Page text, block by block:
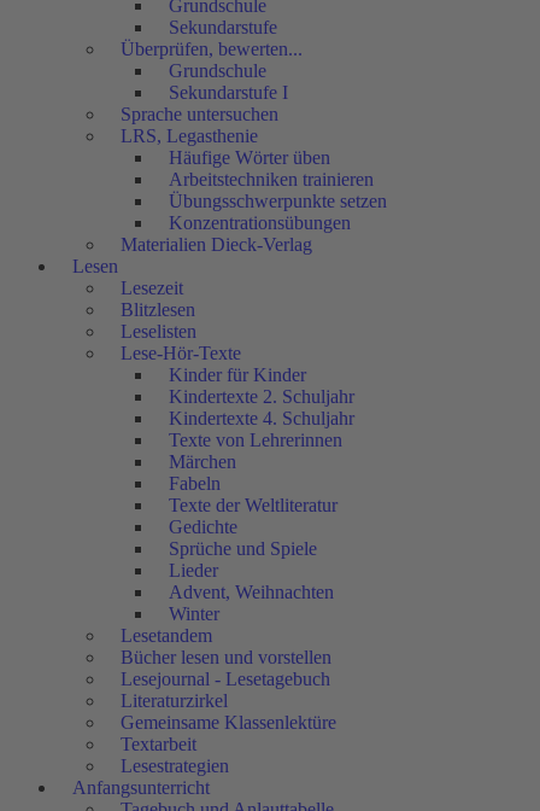
Grundschule
Sekundarstufe
Überprüfen, bewerten...
Grundschule
Sekundarstufe I
Sprache untersuchen
LRS, Legasthenie
Häufige Wörter üben
Arbeitstechniken trainieren
Übungsschwerpunkte setzen
Konzentrationsübungen
Materialien Dieck-Verlag
Lesen
Lesezeit
Blitzlesen
Leselisten
Lese-Hör-Texte
Kinder für Kinder
Kindertexte 2. Schuljahr
Kindertexte 4. Schuljahr
Texte von Lehrerinnen
Märchen
Fabeln
Texte der Weltliteratur
Gedichte
Sprüche und Spiele
Lieder
Advent, Weihnachten
Winter
Lesetandem
Bücher lesen und vorstellen
Lesejournal - Lesetagebuch
Literaturzirkel
Gemeinsame Klassenlektüre
Textarbeit
Lesestrategien
Anfangsunterricht